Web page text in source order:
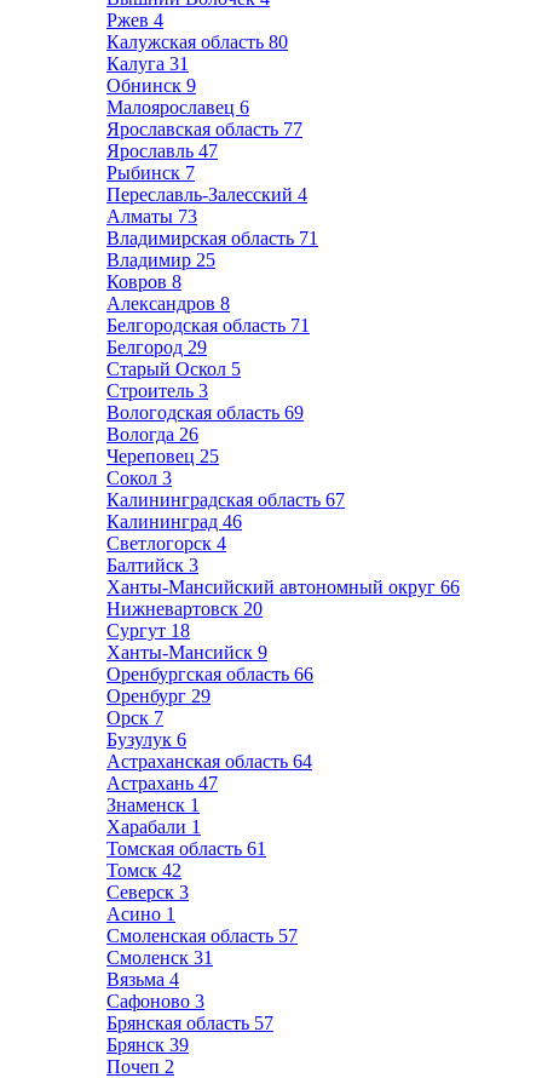
Ржев 4
Калужская область 80
Калуга 31
Обнинск 9
Малоярославец 6
Ярославская область 77
Ярославль 47
Рыбинск 7
Переславль-Залесский 4
Алматы 73
Владимирская область 71
Владимир 25
Ковров 8
Александров 8
Белгородская область 71
Белгород 29
Старый Оскол 5
Строитель 3
Вологодская область 69
Вологда 26
Череповец 25
Сокол 3
Калининградская область 67
Калининград 46
Светлогорск 4
Балтийск 3
Ханты-Мансийский автономный округ 66
Нижневартовск 20
Сургут 18
Ханты-Мансийск 9
Оренбургская область 66
Оренбург 29
Орск 7
Бузулук 6
Астраханская область 64
Астрахань 47
Знаменск 1
Харабали 1
Томская область 61
Томск 42
Северск 3
Асино 1
Смоленская область 57
Смоленск 31
Вязьма 4
Сафоново 3
Брянская область 57
Брянск 39
Почеп 2